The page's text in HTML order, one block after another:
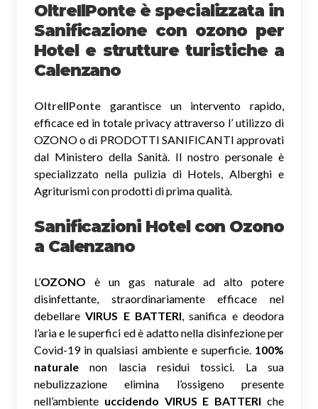
OltreIlPonte è specializzata in
Sanificazione con ozono per
Hotel e strutture turistiche a
Calenzano
OltreIlPonte garantisce un intervento rapido,
efficace ed in totale privacy attraverso l’ utilizzo di
OZONO o di PRODOTTI SANIFICANTI approvati
dal Ministero della Sanità. Il nostro personale è
specializzato nella pulizia di Hotels, Alberghi e
Agriturismi con prodotti di prima qualità.
Sanificazioni Hotel con Ozono
a Calenzano
L’OZONO è un gas naturale ad alto potere
disinfettante, straordinariamente efficace nel
debellareVIRUS E BATTERI, sanifica e deodora
l’aria e le superfici ed è adatto nella disinfezione per
Covid-19 in qualsiasi ambiente e superficie. 100%
naturale non lascia residui tossici. La sua
nebulizzazione elimina l’ossigeno presente
nell’ambiente uccidendo VIRUS E BATTERI che